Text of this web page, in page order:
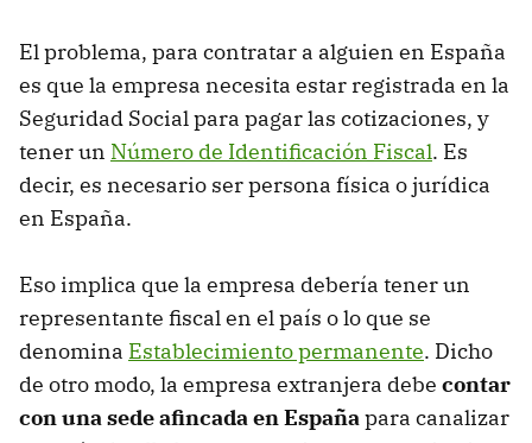
El problema, para contratar a alguien en España
es que la empresa necesita estar registrada en la
Seguridad Social para pagar las cotizaciones, y
tener un Número de Identificación Fiscal. Es
decir, es necesario ser persona física o jurídica
en España.
Eso implica que la empresa debería tener un
representante fiscal en el país o lo que se
denomina Establecimiento permanente. Dicho
de otro modo, la empresa extranjera debe contar
con una sede afincada en Españapara canalizar